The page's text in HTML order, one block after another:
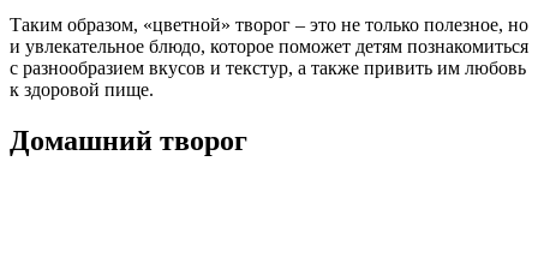
Таким образом, «цветной» творог – это не только полезное, но
и увлекательное блюдо, которое поможет детям познакомиться
с разнообразием вкусов и текстур, а также привить им любовь
к здоровой пище.
Домашний творог